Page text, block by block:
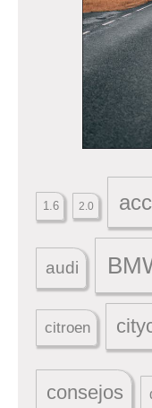
1.6 2.0
audi
citroen
consejos